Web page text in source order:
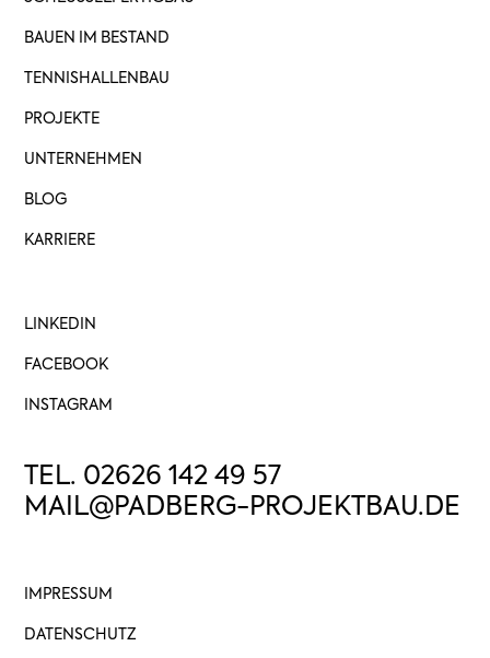
BAUEN IM BESTAND
TENNISHALLENBAU
PROJEKTE
UNTERNEHMEN
BLOG
KARRIERE
LINKEDIN
FACEBOOK
INSTAGRAM
TEL. 02626 142 49 57
MAIL@PADBERG-PROJEKTBAU.DE
IMPRESSUM
DATENSCHUTZ